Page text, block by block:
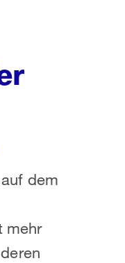
dem
mehr